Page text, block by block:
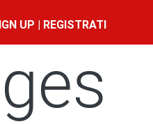
UP | REGISTRATI